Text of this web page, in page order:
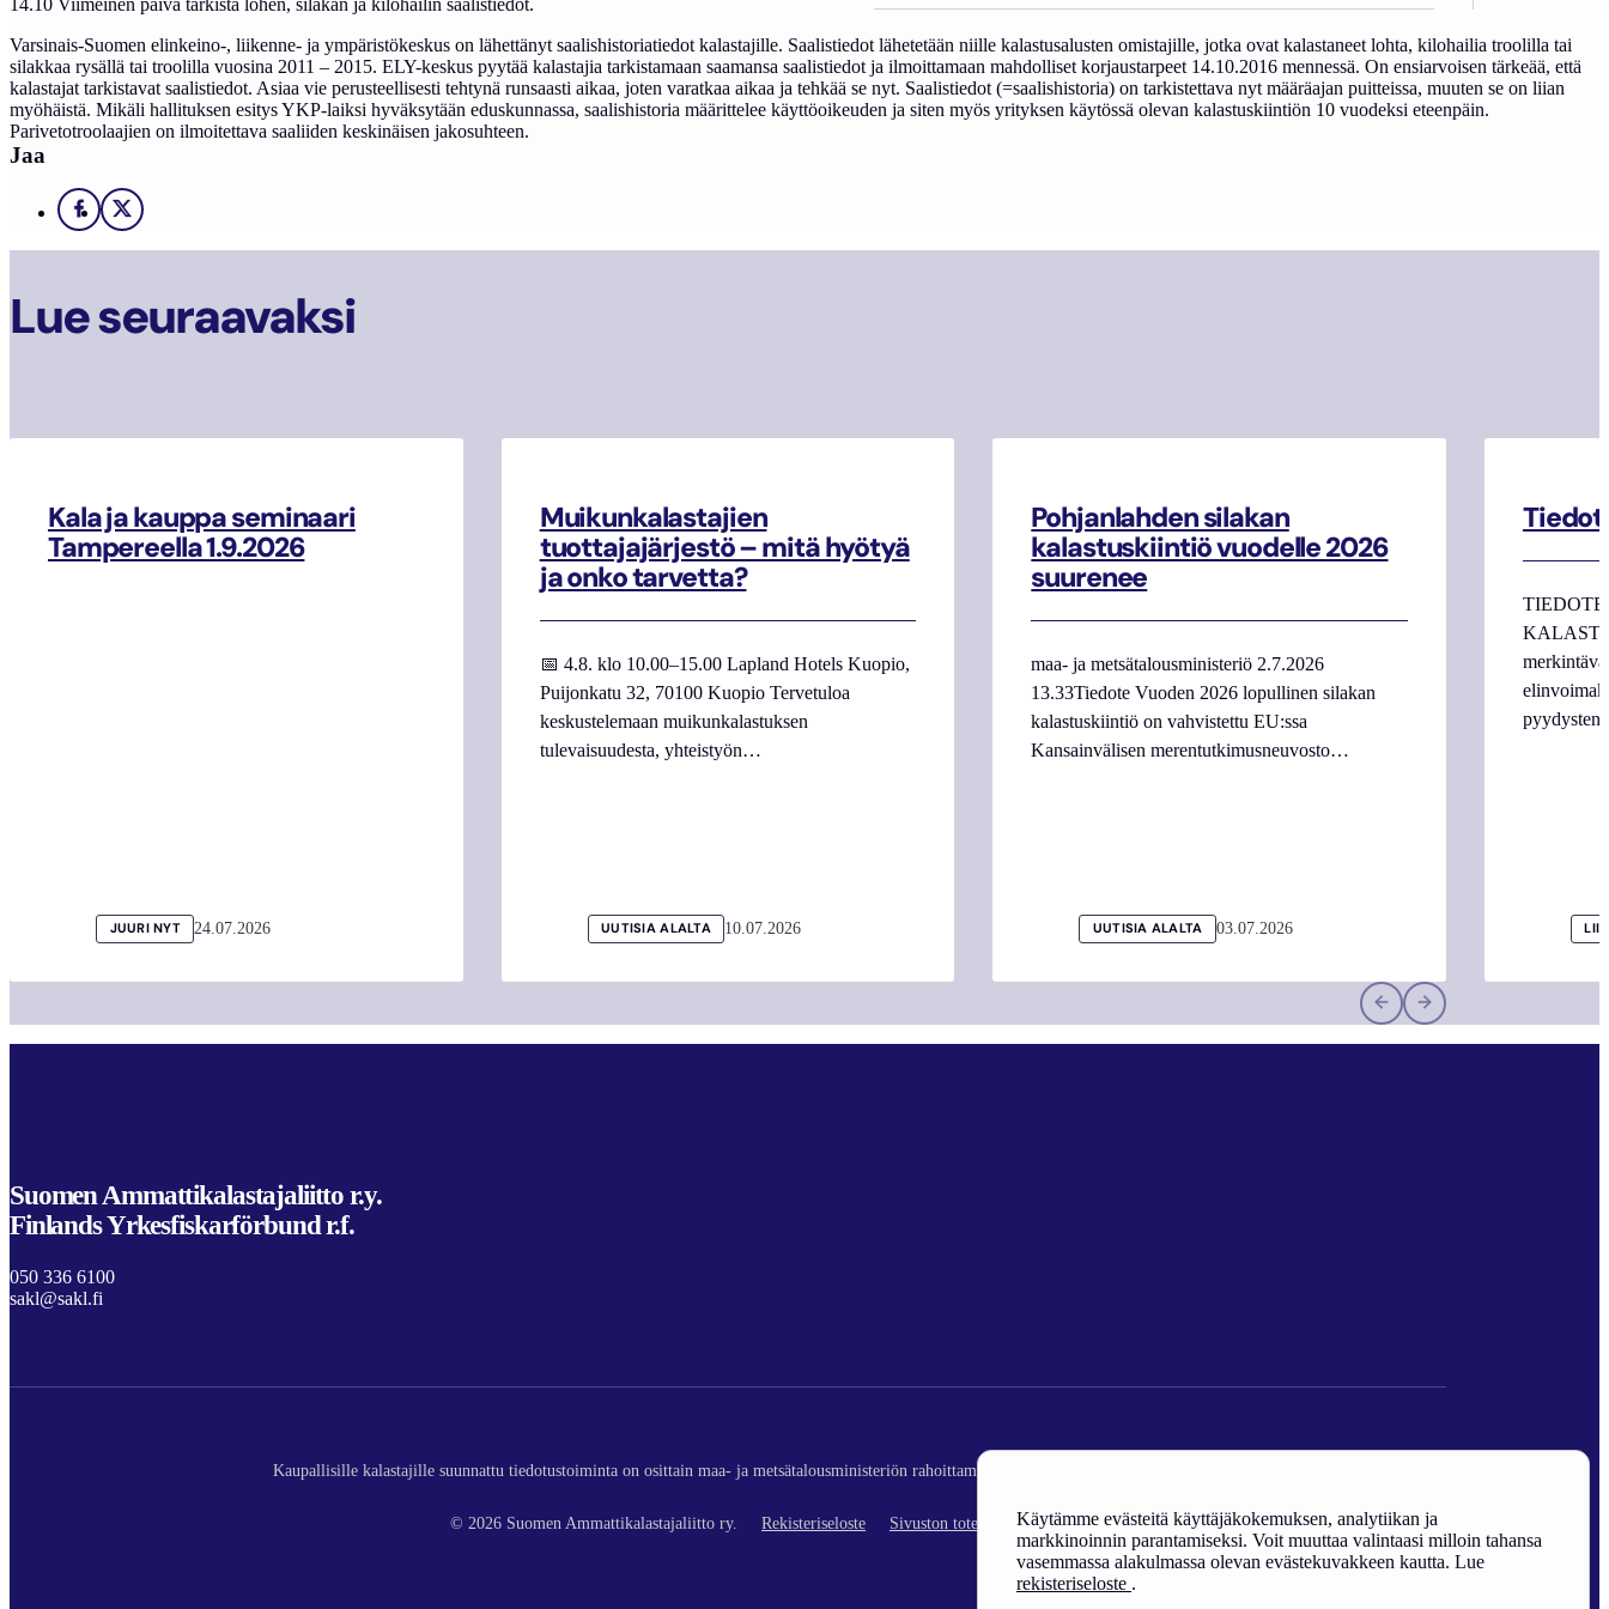
Käytämme evästeitä käyttäjäkokemuksen, analytiikan ja
markkinoinnin parantamiseksi. Voit muuttaa valintaasi milloin tahansa
vasemmassa alakulmassa olevan evästekuvakkeen kautta. Lue
rekisteriseloste .
Varsinais-Suomen elinkeino-, liikenne- ja ympäristökeskus on lähettänyt saalishistoriatiedot kalastajille. Saalistiedot lähetetään niille kalastusalusten omistajille, jotka ovat kalastaneet lohta, kilohailia troolilla tai
silakkaa rysällä tai troolilla vuosina 2011 – 2015. ELY-keskus pyytää kalastajia tarkistamaan saamansa saalistiedot ja ilmoittamaan mahdolliset korjaustarpeet 14.10.2016 mennessä. On ensiarvoisen tärkeää, että
kalastajat tarkistavat saalistiedot. Asiaa vie perusteellisesti tehtynä runsaasti aikaa, joten varatkaa aikaa ja tehkää se nyt. Saalistiedot (=saalishistoria) on tarkistettava nyt määräajan puitteissa, muuten se on liian
myöhäistä. Mikäli hallituksen esitys YKP-laiksi hyväksytään eduskunnassa, saalishistoria määrittelee käyttöoikeuden ja siten myös yrityksen käytössä olevan kalastuskiintiön 10 vuodeksi eteenpäin.
Parivetotroolaajien on ilmoitettava saaliiden keskinäisen jakosuhteen.
Jaa
Facebook
X
Lue seuraavaksi
Kala ja kauppa seminaari
Tampereella 1.9.2026
JUURI NYT 24.07.2026
Muikunkalastajien
tuottajajärjestö – mitä hyötyä
ja onko tarvetta?
📅 4.8. klo 10.00–15.00 Lapland Hotels Kuopio,
Puijonkatu 32, 70100 Kuopio Tervetuloa
keskustelemaan muikunkalastuksen
tulevaisuudesta, yhteistyön…
UUTISIA ALALTA 10.07.2026
Pohjanlahden silakan
kalastuskiintiö vuodelle 2026
suurenee
maa- ja metsätalousministeriö 2.7.2026
13.33Tiedote Vuoden 2026 lopullinen silakan
kalastuskiintiö on vahvistettu EU:ssa
Kansainvälisen merentutkimusneuvosto…
UUTISIA ALALTA 03.07.2026
pyydysten
Suomen Ammattikalastajaliitto r.y.
Finlands Yrkesfiskarförbund r.f.
050 336 6100
sakl@sakl.fi
Kaupallisille kalastajille suunnattu tiedotustoiminta on osittain maa- ja metsätalousministeriön rahoittamaa (kalatalouden edistäminen).
© 2026 Suomen Ammattikalastajaliitto ry. Rekisteriseloste Sivuston toteutus